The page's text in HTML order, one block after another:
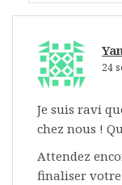
24
Je suis ravi
chez nous !
Attendez
finaliser votre